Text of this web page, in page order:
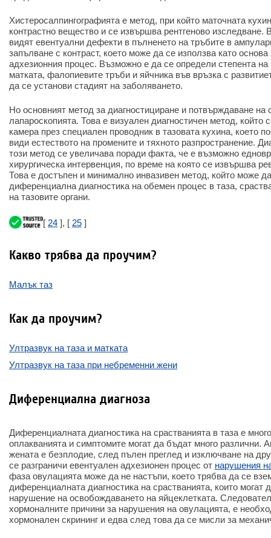
Хистеросалпингографията е метод, при който маточната
контрастно вещество и се извършва рентгеново изследване.
видят евентуални дефекти в пълненето на тръбите в
запълване с контраст, което може да се използва като
адхезионния процес. Възможно е да се определи степента
матката, фалопиевите тръби и яйчника във връзка с
да се установи стадият на заболяването.
Но основният метод за диагностициране и потвърждаване на
лапароскопията. Това е визуален диагностичен метод, който
камера през специален проводник в тазовата кухина, което
види естеството на промените и тяхното разпространение.
този метод се увеличава поради факта, че е възможно
хирургическа интервенция, по време на която се извършва
Това е достъпен и минимално инвазивен метод, който може
диференциална диагностика на обемен процес в таза,
на тазовите органи.
[ 24 ], [ 25 ]
Какво трябва да проучим?
Малък таз
Как да проучим?
Ултразвук на таза и матката
Ултразвук на таза при небременни жени
Диференциална диагноза
Диференциалната диагностика на срастванията в таза е
оплакванията и симптомите могат да бъдат много различни.
жената е безплодие, след пълен преглед и изключване на
се разграничи евентуален адхезионен процес от нарушения
фаза овулацията може да не настъпи, което трябва да се
диференциалната диагностика на срастванията, които могат
нарушение на освобождаването на яйцеклетката.
хормоналните причини за нарушения на овулацията, е
хормонален скрининг и едва след това да се мисли за